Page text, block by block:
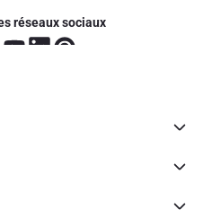
réseaux sociaux